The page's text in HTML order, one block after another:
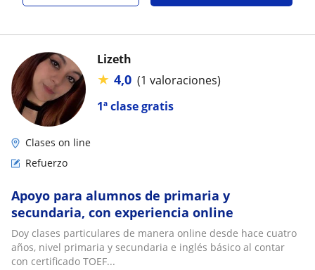
1ª clase gratis
Lizeth
★ 4,0 (1 valoraciones)
Clases on line
Refuerzo
Apoyo para alumnos de primaria y
secundaria, con experiencia online
Doy clases particulares de manera online desde hace cuatro
años, nivel primaria y secundaria e inglés básico al contar
con certificado TOEF...